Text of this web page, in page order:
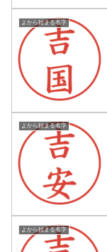
よから始まる名字
よから始まる名字
よから始まる名字